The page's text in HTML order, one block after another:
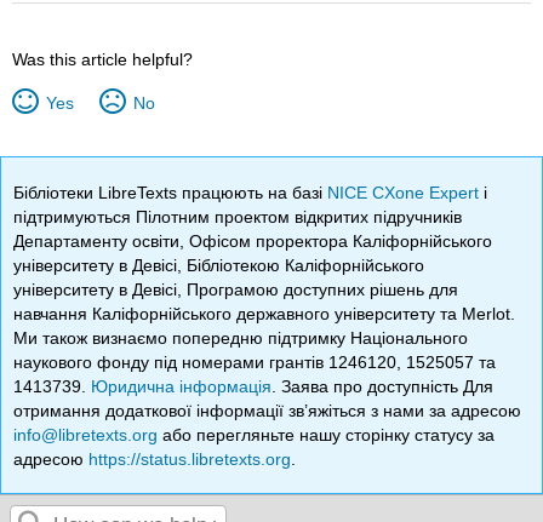
Was this article helpful?
Yes No
Бібліотеки LibreTexts працюють на базі NICE CXone Expert і
підтримуються Пілотним проектом відкритих підручників
Департаменту освіти, Офісом проректора Каліфорнійського
університету в Девісі, Бібліотекою Каліфорнійського
університету в Девісі, Програмою доступних рішень для
навчання Каліфорнійського державного університету та Merlot.
Ми також визнаємо попередню підтримку Національного
наукового фонду під номерами грантів 1246120, 1525057 та
1413739. Юридична інформація . Заява про доступність Для
отримання додаткової інформації зв’яжіться з нами за адресою
info@libretexts.org або перегляньте нашу сторінку статусу за
адресою https://status.libretexts.org